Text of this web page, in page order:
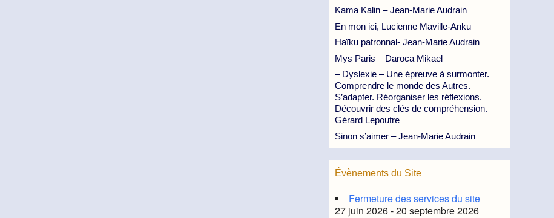
Kama Kalin – Jean-Marie Audrain
En mon ici, Lucienne Maville-Anku
Haïku patronnal- Jean-Marie Audrain
Mys Paris – Daroca Mikael
– Dyslexie – Une épreuve à surmonter.
Comprendre le monde des Autres.
S’adapter. Réorganiser les réflexions.
Découvrir des clés de compréhension.
Gérard Lepoutre
Sinon s’aimer – Jean-Marie Audrain
Évènements du Site
Fermeture des services du site
27 juin 2026 - 20 septembre 2026